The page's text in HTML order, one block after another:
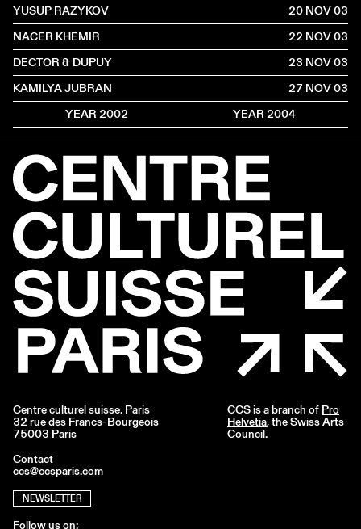
YUSUP RAZYKOV
20 NOV2003
NACER KHEMIR
22 NOV2003
DECTOR & DUPUY
23 NOV2003
KAMILYA JUBRAN
27 NOV2003
YEAR 2002
YEAR 2004
Centre culturel suisse. Paris
32 rue des Francs-Bourgeois
75003 Paris
Contact
ccs@ccsparis.com
NEWSLETTER
Follow us on:
CCS is a branch of Pro
Helvetia, the Swiss Arts
Council.